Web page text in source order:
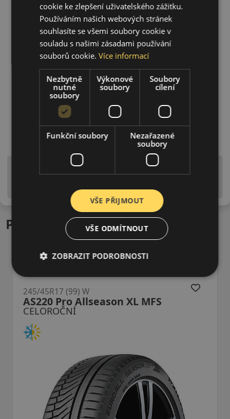
Upozornění! Hodnoty na štítku jsou pouze
informativního charakteru. Mohou být dodány pneumatiky
is EU štítky ve smyslu dosud platné (předchozí) legislativy.
Podobné produkty
CELOROČNÍ
AS220 Pro Allseason XL MFS
245/45R17 (99) W
cookie ke zlepšení uživatelského zážitku.
Používáním našich webových stránek
souhlasíte se všemi soubory cookie v
souladu s našimi zásadami používání
souborů cookie.Více informací
Nezbytně
nutné
soubory
Výkonové
soubory
Soubory
cílení
Funkční soubory
Nezařazené
soubory
VŠE PŘIJMOUT
VŠE ODMÍTNOUT
ZOBRAZIT PODROBNOSTI